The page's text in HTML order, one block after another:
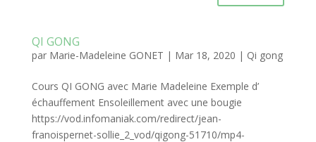
QI GONG
par Marie-Madeleine GONET | Mar 18, 2020 | Qi gong
Cours QI GONG avec Marie Madeleine Exemple d’
échauffement Ensoleillement avec une bougie
https://vod.infomaniak.com/redirect/jean-
franoispernet-sollie_2_vod/qigong-51710/mp4-